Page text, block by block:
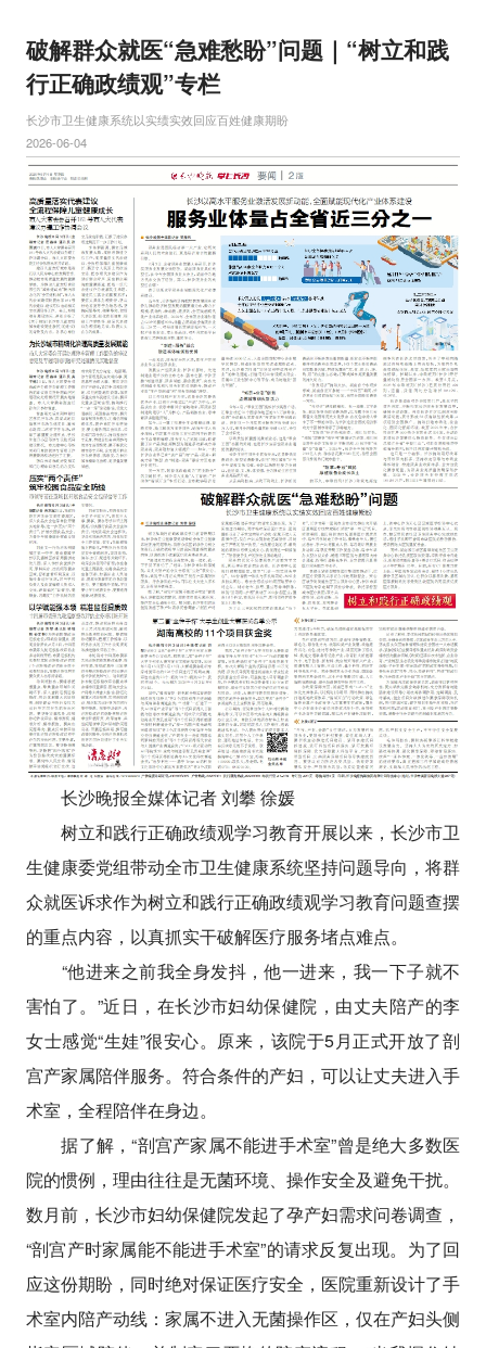
破解群众就医“急难愁盼”问题｜“树立和践
行正确政绩观”专栏
长沙市卫生健康系统以实绩实效回应百姓健康期盼
2026-06-04
长沙晚报全媒体记者 刘攀 徐媛
树立和践行正确政绩观学习教育开展以来，长沙市卫
生健康委党组带动全市卫生健康系统坚持问题导向，将群
众就医诉求作为树立和践行正确政绩观学习教育问题查摆
的重点内容，以真抓实干破解医疗服务堵点难点。
“他进来之前我全身发抖，他一进来，我一下子就不
害怕了。”近日，在长沙市妇幼保健院，由丈夫陪产的李
女士感觉“生娃”很安心。原来，该院于5月正式开放了剖
宫产家属陪伴服务。符合条件的产妇，可以让丈夫进入手
术室，全程陪伴在身边。
据了解，“剖宫产家属不能进手术室”曾是绝大多数医
院的惯例，理由往往是无菌环境、操作安全及避免干扰。
数月前，长沙市妇幼保健院发起了孕产妇需求问卷调查，
“剖宫产时家属能不能进手术室”的请求反复出现。为了回
应这份期盼，同时绝对保证医疗安全，医院重新设计了手
术室内陪产动线：家属不进入无菌操作区，仅在产妇头侧